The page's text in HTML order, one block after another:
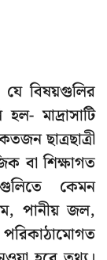
যে বিষয়গুলির
মাদ্রাসাটি
ছাত্রছাত্রী
বা শিক্ষাগত
কেমন
পানীয় জল,